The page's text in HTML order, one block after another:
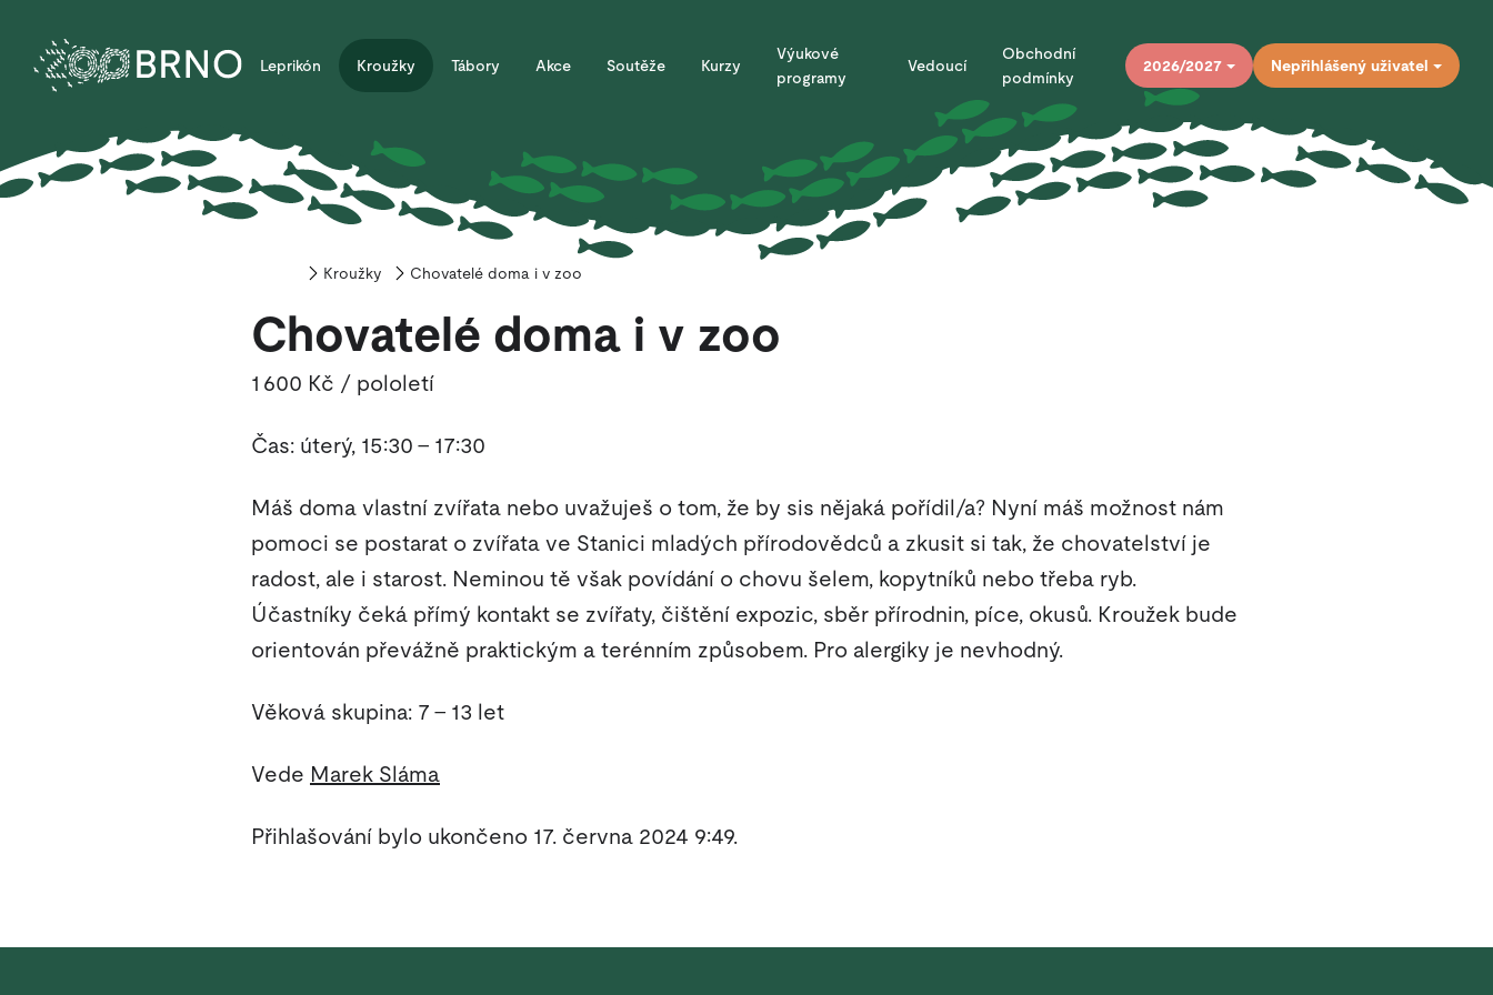
Leprikón Kroužky Tábory Akce Soutěže Kurzy
Výukové
programy
Vedoucí
Obchodní
podmínky
2026/2027 Nepřihlášený uživatel
Home
Kroužky Chovatelé doma i v zoo
Chovatelé doma i v zoo
1 600 Kč / pololetí
Čas: úterý, 15:30 - 17:30
Máš doma vlastní zvířata nebo uvažuješ o tom, že by sis nějaká pořídil/a? Nyní máš možnost nám
pomoci se postarat o zvířata ve Stanici mladých přírodovědců a zkusit si tak, že chovatelství je
radost, ale i starost. Neminou tě však povídání o chovu šelem, kopytníků nebo třeba ryb.
Účastníky čeká přímý kontakt se zvířaty, čištění expozic, sběr přírodnin, píce, okusů. Kroužek bude
orientován převážně praktickým a terénním způsobem. Pro alergiky je nevhodný.
Věková skupina: 7 - 13 let
Vede Marek Sláma
Přihlašování bylo ukončeno 17. června 2024 9:49.